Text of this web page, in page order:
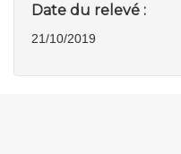
Date du relevé :
21/10/2019